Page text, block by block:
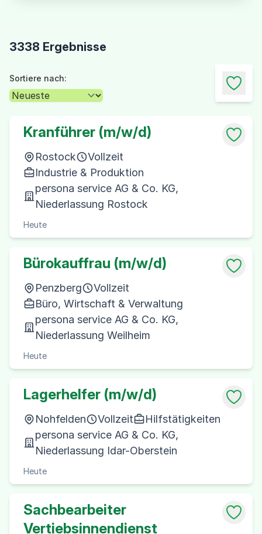
3338 Ergebnisse
Sortiere nach:
Kranführer (m/w/d)
Rostock
Vollzeit
Industrie & Produktion
persona service AG & Co. KG,
Niederlassung Rostock
Heute
Bürokauffrau (m/w/d)
Penzberg
Vollzeit
Büro, Wirtschaft & Verwaltung
persona service AG & Co. KG,
Niederlassung Weilheim
Heute
Lagerhelfer (m/w/d)
Nohfelden Vollzeit
Hilfstätigkeiten
persona service AG & Co. KG,
Niederlassung Idar-Oberstein
Heute
Sachbearbeiter
Vertiebsinnendienst